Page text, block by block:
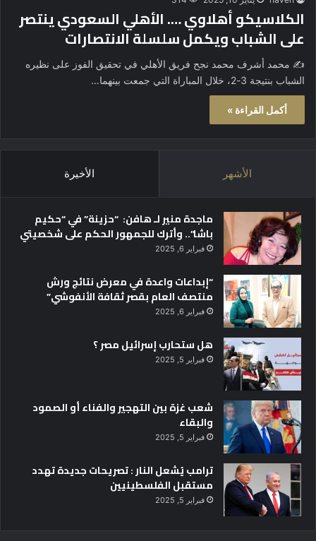
الكلاسيكو أهلاوي …. الأهلي السعودي ينتصر
على الشباب ويكمل سلسلة الانتصارات
✍️ محمد أشرف محمد نجح فريق الأهلي في تحقيق الفوز على نظيره
الشباب بنتيجة 3-2، خلال المباراة التي جمعت بينهما…
أكمل القراءة »
الأشهر الأخيرة
ماجدة منير لـ هافن: “حزينة” في “حكيم
باشا”.. وأترك للجمهور الحكم على شخصيتي
فبراير 6, 2025
“إبداعات واعدة في معرض نتائج ورش
منتصف العام بقصر ثقافة الأنفوشي”
فبراير 6, 2025
هل ستحارب إسرائيل مصر ؟
فبراير 5, 2025
شعب غزة بين التهجير والفناء أو الصمود
والبقاء
فبراير 5, 2025
ترامب يُشعل النار : تصريحات جديدة تهدد
مستقبل الفلسطينيين
فبراير 5, 2025